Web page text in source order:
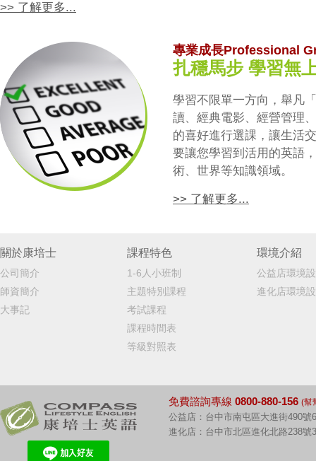
>> 了解更多...
專業成長Professional
扎穩馬步 學習無
學習不限單一方向，舉凡
讀、經典電影、經營管理
的喜好進行選課，讓生活
要讓您學習到活用的英語
術、世界等知識領域。
>> 了解更多...
關於康培士
公司簡介
師資簡介
大事記
課程特色
1-6人小班制
主題特別課程
考試課程
課程時間表
等級對照表
環境介紹
公益店環境
進化店環境
免費諮詢專線 0800-880-156 (幫
公益店：台中市南屯區大進街490號
進化店：台中市北區進化北路238號